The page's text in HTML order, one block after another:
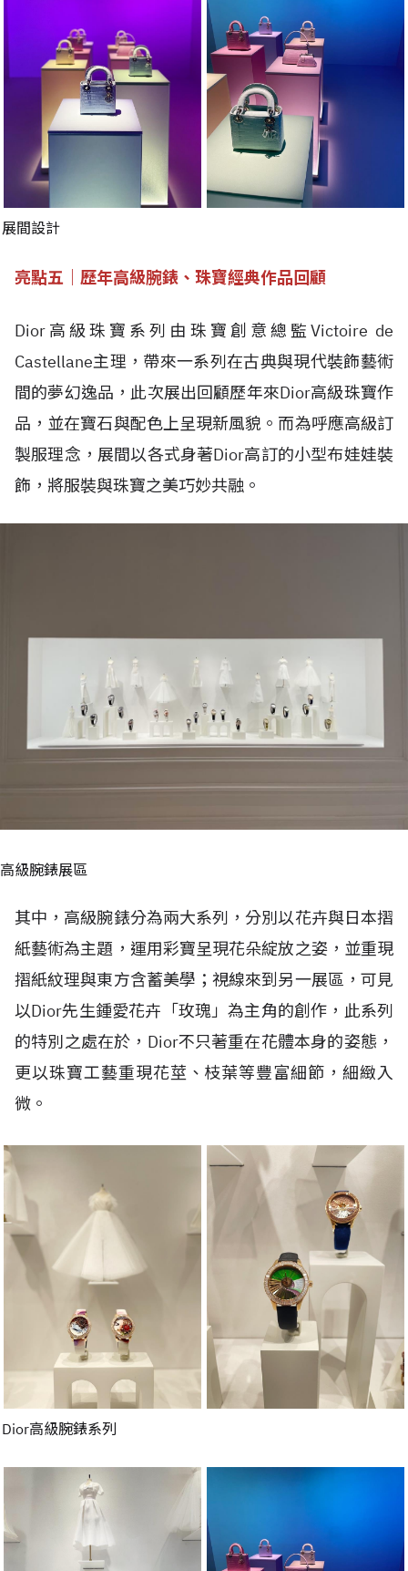
展間設計
亮點五｜歷年高級腕錶、珠寶經典作品回顧
Dior高級珠寶系列由珠寶創意總監Victoire de
Castellane主理，帶來一系列在古典與現代裝飾藝術
間的夢幻逸品，此次展出回顧歷年來Dior高級珠寶作
品，並在寶石與配色上呈現新風貌。而為呼應高級訂
製服理念，展間以各式身著Dior高訂的小型布娃娃裝
飾，將服裝與珠寶之美巧妙共融。
高級腕錶展區
其中，高級腕錶分為兩大系列，分別以花卉與日本摺
紙藝術為主題，運用彩寶呈現花朵綻放之姿，並重現
摺紙紋理與東方含蓄美學；視線來到另一展區，可見
以Dior先生鍾愛花卉「玫瑰」為主角的創作，此系列
的特別之處在於，Dior不只著重在花體本身的姿態，
更以珠寶工藝重現花莖、枝葉等豐富細節，細緻入
微。
Dior高級腕錶系列